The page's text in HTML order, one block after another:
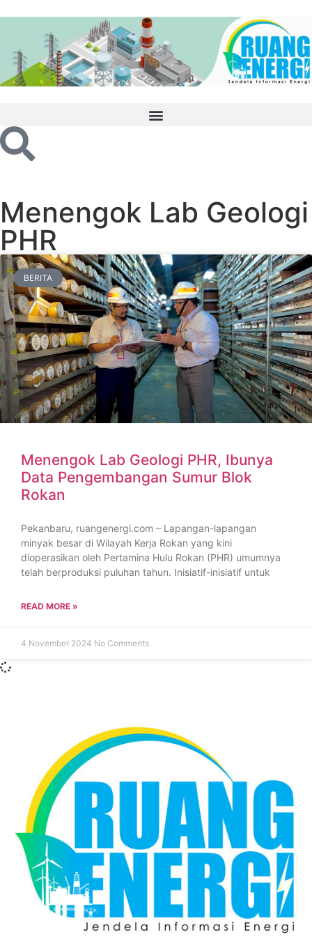
Menengok Lab Geologi
PHR
BERITA
Menengok Lab Geologi PHR, Ibunya
Data Pengembangan Sumur Blok
Rokan
Pekanbaru, ruangenergi.com – Lapangan-lapangan
minyak besar di Wilayah Kerja Rokan yang kini
dioperasikan oleh Pertamina Hulu Rokan (PHR) umumnya
telah berproduksi puluhan tahun. Inisiatif-inisiatif untuk
READ MORE »
4 November 2024 No Comments